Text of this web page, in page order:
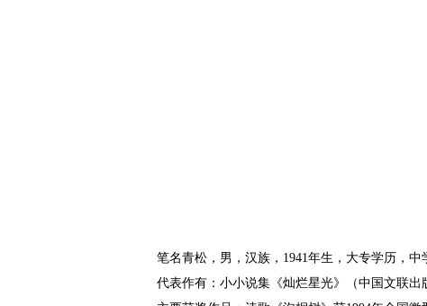
笔名青松，男，汉族，1941年生，大专学历，中
代表作有：小小说集《灿烂星光》（中国文联出